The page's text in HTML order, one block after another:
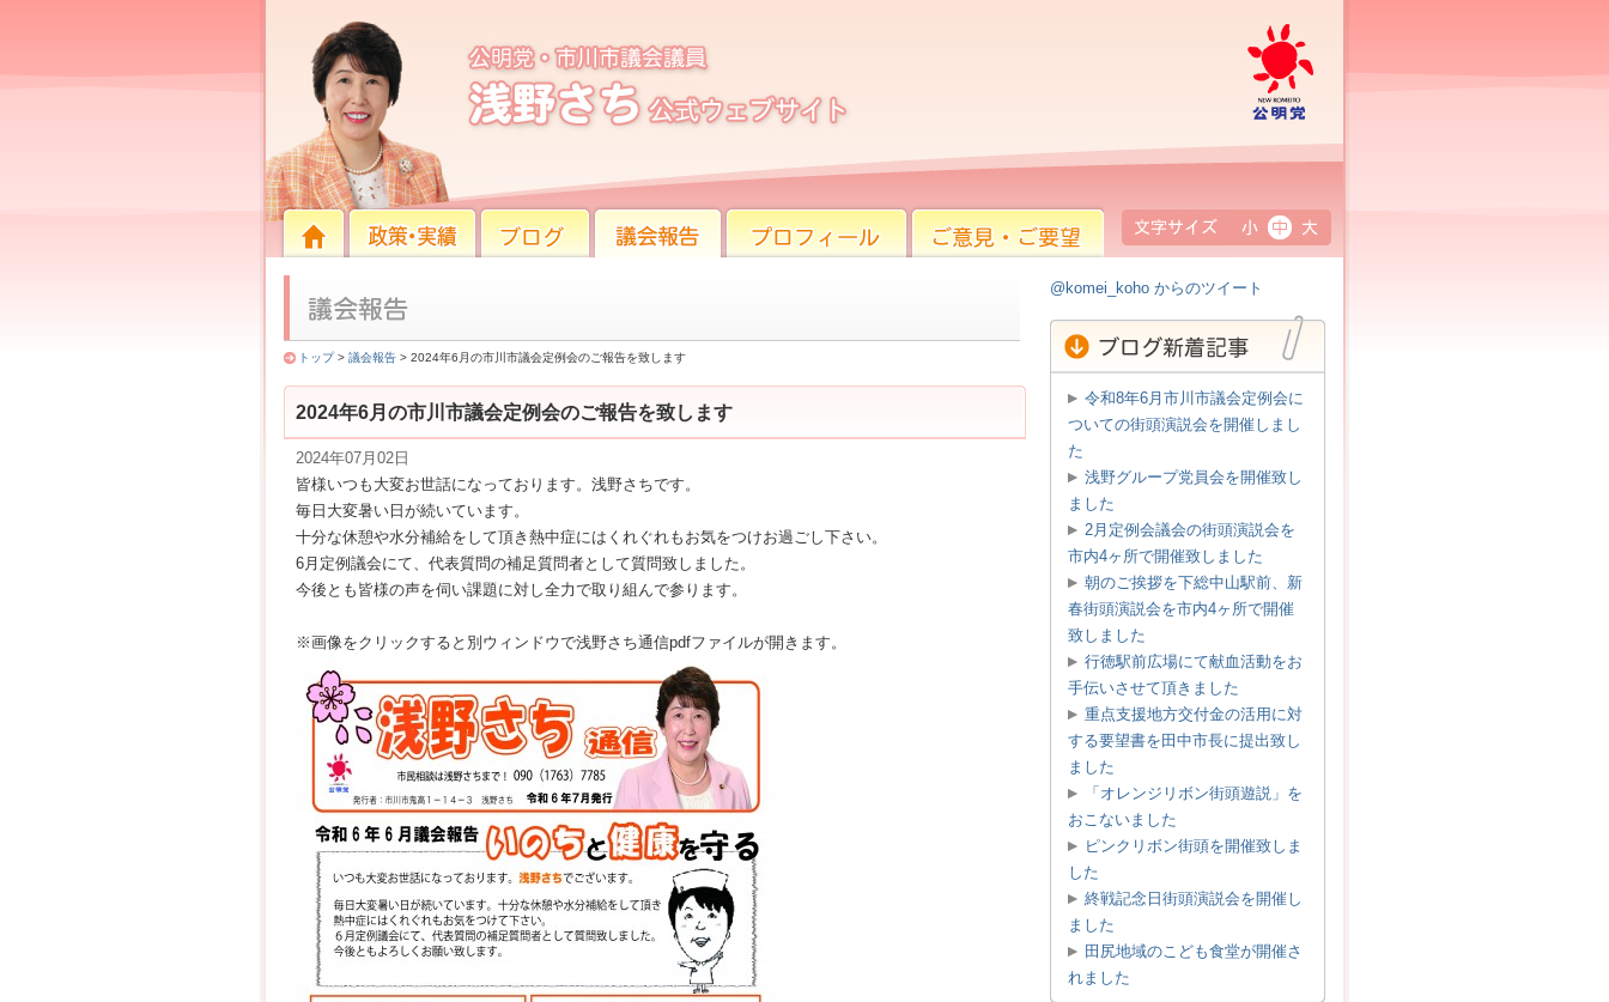
2024年6月の市川市議会定例会のご報告を致します
トップ> 議会報告 > 2024年6月の市川市議会定例会のご報告を致します
2024年6月の市川市議会定例会のご報告を致します
2024年07月02日
皆様いつも大変お世話になっております。浅野さちです。
毎日大変暑い日が続いています。
十分な休憩や水分補給をして頂き熱中症にはくれぐれもお気をつけお過ごし下さい。
6月定例議会にて、代表質問の補足質問者として質問致しました。
今後とも皆様の声を伺い課題に対し全力で取り組んで参ります。
※画像をクリックすると別ウィンドウで浅野さち通信pdfファイルが開きます。
@komei_koho からのツイート
令和8年6月市川市議会定例会に
ついての街頭演説会を開催しまし
た
浅野グループ党員会を開催致し
ました
2月定例会議会の街頭演説会を
市内4ヶ所で開催致しました
朝のご挨拶を下総中山駅前、新
春街頭演説会を市内4ヶ所で開催
致しました
行徳駅前広場にて献血活動をお
手伝いさせて頂きました
重点支援地方交付金の活用に対
する要望書を田中市長に提出致し
ました
「オレンジリボン街頭遊説」を
おこないました
ピンクリボン街頭を開催致しま
した
終戦記念日街頭演説会を開催し
ました
田尻地域のこども食堂が開催さ
れました
HOME 公明党
HOME